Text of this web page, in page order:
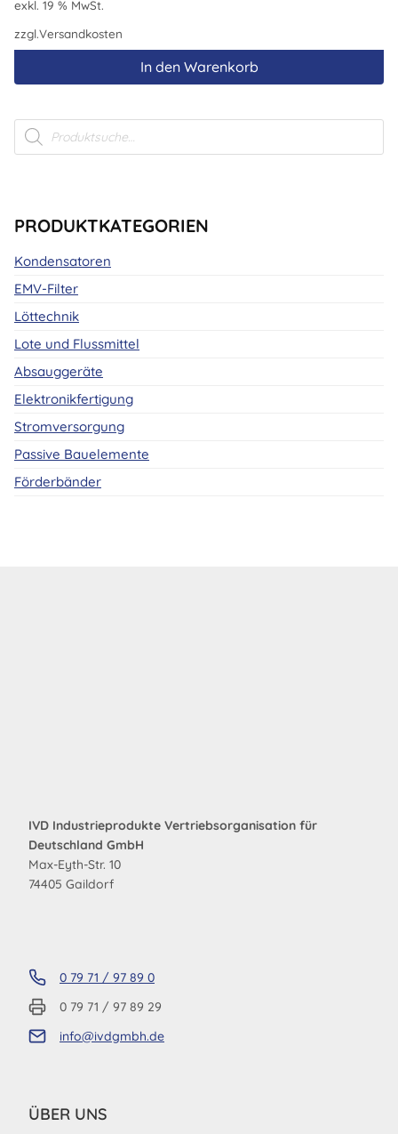
exkl. 19 % MwSt.
zzgl.Versandkosten
In den Warenkorb
Products
search
PRODUKTKATEGORIEN
Kondensatoren
EMV-Filter
Löttechnik
Lote und Flussmittel
Absauggeräte
Elektronikfertigung
Stromversorgung
Passive Bauelemente
Förderbänder
IVD Industrieprodukte Vertriebsorganisation für
Deutschland GmbH
Max-Eyth-Str. 10
74405 Gaildorf
0 79 71 / 97 89 0
0 79 71 / 97 89 29
info@ivdgmbh.de
ÜBER UNS